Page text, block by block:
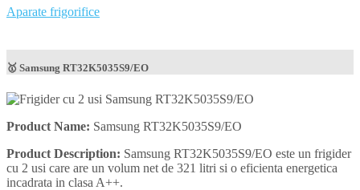
Aparate frigorifice
🥇 Samsung RT32K5035S9/EO
Product Name: Samsung RT32K5035S9/EO
Product Description: Samsung RT32K5035S9/EO este un frigider
cu 2 usi care are un volum net de 321 litri si o eficienta energetica
incadrata in clasa A++.